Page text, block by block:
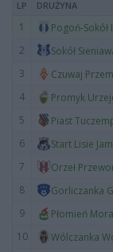
LP DRUŻYNA
1 Pogoń-Sokół
2
Sokół
3
Czuwaj
4
Promyk
5
Piast
6
Start Lisie
7
Orzeł
8
Gorliczanka
9
Płomień
10
Wólczanka